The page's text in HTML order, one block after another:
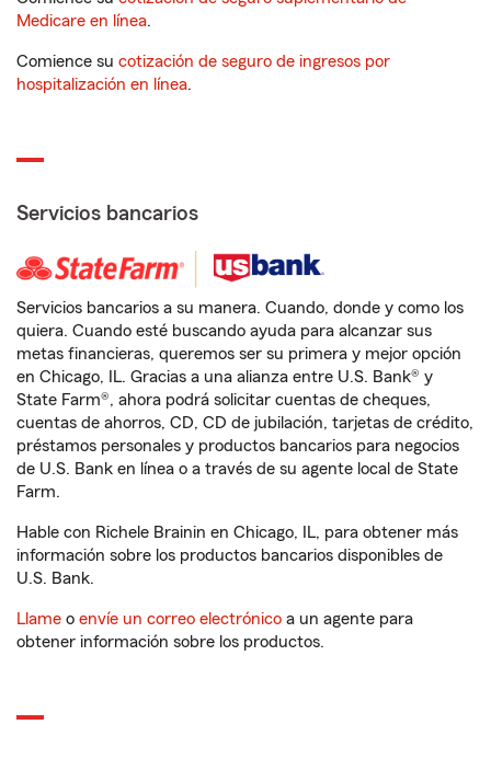
Medicare en línea.
Comience su cotización de seguro de ingresos por
hospitalización en línea.
Servicios bancarios
Servicios bancarios a su manera. Cuando, donde y como los
quiera. Cuando esté buscando ayuda para alcanzar sus
metas financieras, queremos ser su primera y mejor opción
en Chicago, IL. Gracias a una alianza entre U.S. Bank® y
State Farm®, ahora podrá solicitar cuentas de cheques,
cuentas de ahorros, CD, CD de jubilación, tarjetas de crédito,
préstamos personales y productos bancarios para negocios
de U.S. Bank en línea o a través de su agente local de State
Farm.
Hable con Richele Brainin en Chicago, IL, para obtener más
información sobre los productos bancarios disponibles de
U.S. Bank.
Llame o envíe un correo electrónico a un agente para
obtener información sobre los productos.